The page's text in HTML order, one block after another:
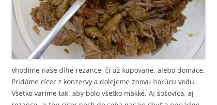
vhodíme naše dlhé rezance, či už kupované, alebo domáce.
Pridáme cícer z konzervy a dolejeme znovu horúcu vodu.
Všetko varíme tak, aby bolo všetko mäkké. Aj šošovica, aj